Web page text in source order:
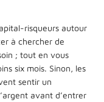
risqueurs autour
à chercher de
; tout en vous
six mois. Sinon, les
sentir un
avant d’entrer